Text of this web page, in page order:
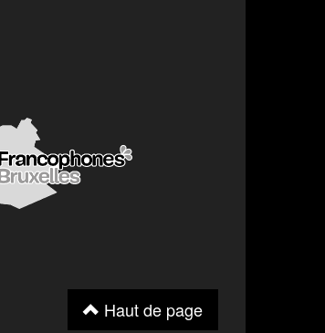
Haut de page